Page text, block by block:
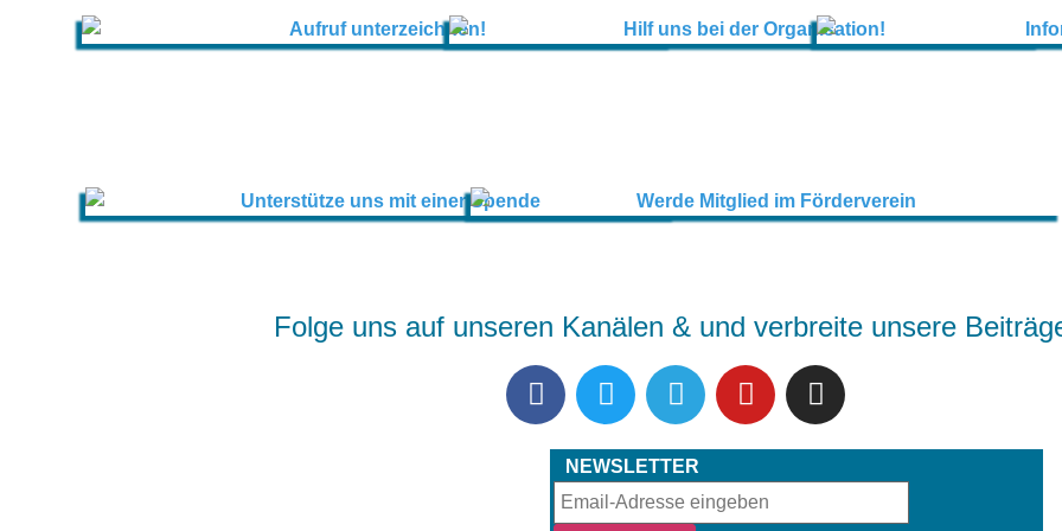
Folge uns auf unseren Kanälen & und verbreite unsere
NEWSLETTER